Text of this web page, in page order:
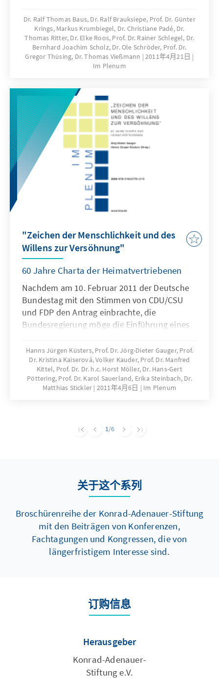
Probleme es gibt und wie darauf reagiert
werden kann, diskutierten Politiker und
Juristen im Rahmen der zweiten
Rechtspolitischen Gespräche mit dem
Schwerpunkt Sozial- und Arbeitsrecht.
Dr. Ralf Thomas Baus, Dr. Ralf Brauksiepe, Prof. Dr. Günter
Krings, Markus Krumbiegel, Dr. Christiane Padé, Dr.
Thomas Ritter, Dr. Elke Roos, Prof. Dr. Rainer Schlegel, Dr.
Bernhard Joachim Scholz, Dr. Ole Schröder, Prof. Dr.
Gregor Thüsing, Dr. Thomas Vießmann
2011年4月21日
Im Plenum
"Zeichen der Menschlichkeit und des
Willens zur Versöhnung"
60 Jahre Charta der Heimatvertriebenen
Nachdem am 10. Februar 2011 der Deutsche
Bundestag mit den Stimmen von CDU/CSU
und FDP den Antrag einbrachte, die
Bundesregierung möge die Einführung eines
erneut nicht nur ein historischer, sondern
auch ein politischer Streit um die
angemessene Würdigung der Charta der
Heimatvertriebenen aus. Schon im Juli 2010
Flucht und Vertreibung, Integration und
im vorliegenden Band dokumentiert wird,
diente dazu, einen Beitrag zu immer wieder
aufbrechenden geschichtspolitischen
Diskussionen zu leisten.
Hanns Jürgen Küsters, Prof. Dr. Jörg-Dieter Gauger, Prof.
Dr. Kristina Kaiserová, Volker Kauder, Prof. Dr. Manfred
Kittel, Prof. Dr. Dr. h.c. Horst Möller, Dr. Hans-Gert
Pöttering, Prof. Dr. Karol Sauerland, Erika Steinbach, Dr.
Matthias Stickler 2011年4月6日 Im Plenum
1/6
关于这个系列
Broschürenreihe der Konrad-Adenauer-Stiftung
mit den Beiträgen von Konferenzen,
Fachtagungen und Kongressen, die von
längerfristigem Interesse sind.
订购信息
Herausgeber
Konrad-Adenauer-
Stiftung e.V.